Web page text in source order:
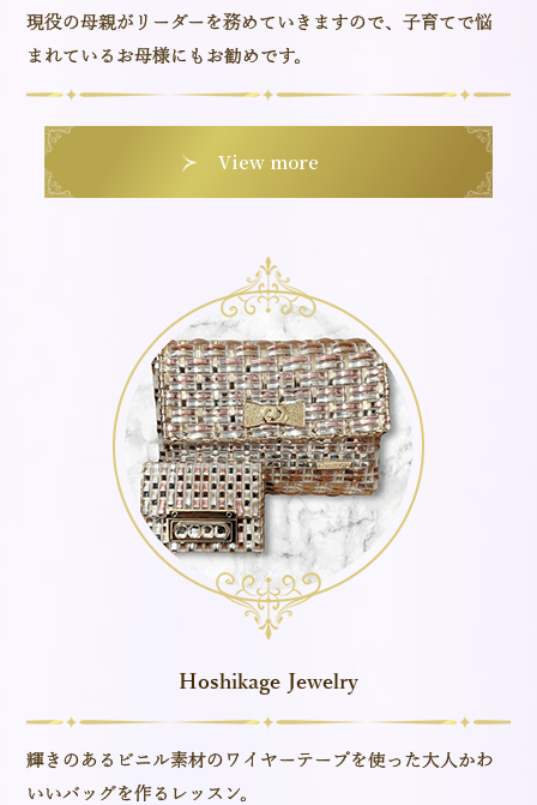
現役の母親がリーダーを務めていきますので、子育てで悩
まれているお母様にもお勧めです。
View more
Hoshikage Jewelry
輝きのあるビニル素材のワイヤーテープを使った大人かわ
いいバッグを作るレッスン。